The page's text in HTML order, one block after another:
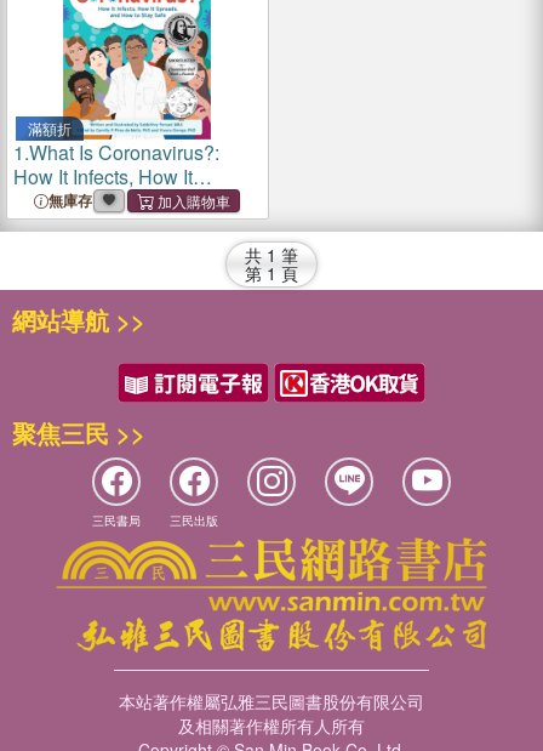
滿額折
1.What Is Coronavirus?:
How It Infects, How It
Spreads, and How to Stay
Safe
無庫存
共 1 筆
第 1 頁
網站導航 >>
聚焦三民 >>
三民書局 三民出版
本站著作權屬弘雅三民圖書股份有限公司
及相關著作權所有人所有